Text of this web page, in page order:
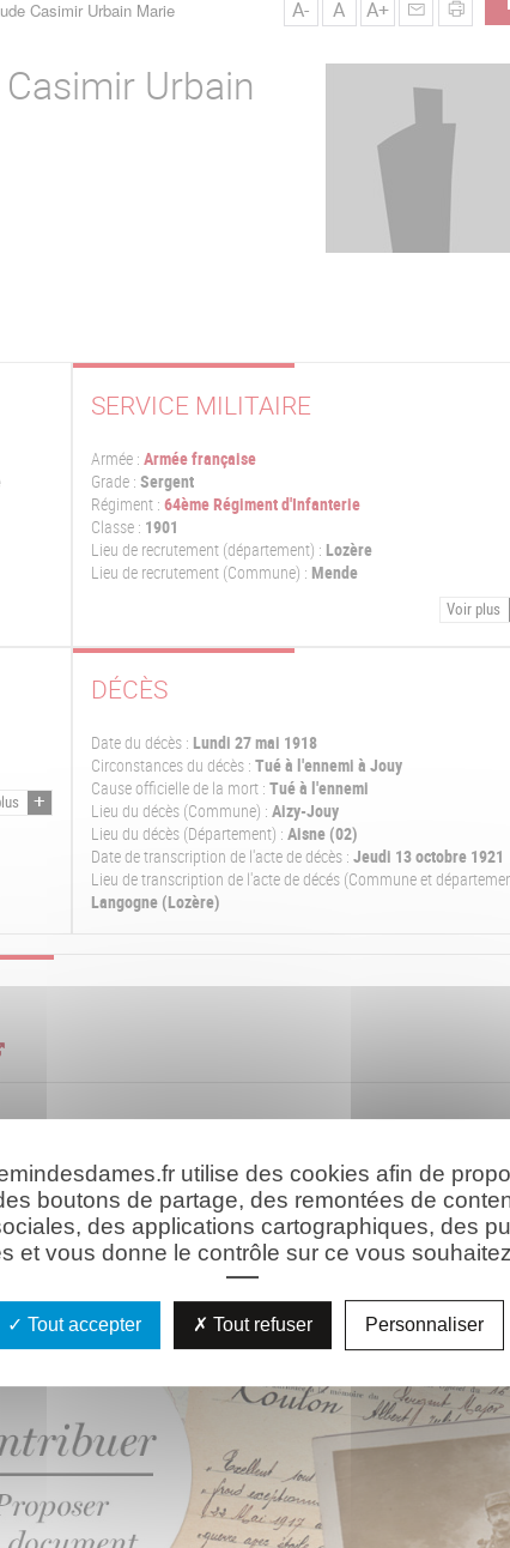
Casimir Urbain Marie
A- A A+
Urbain
SERVICE MILITAIRE
Armée : Armée française
Grade : Sergent
Régiment : 64ème Régiment d'Infanterie
Classe : 1901
Lieu de recrutement (département) : Lozère
Lieu de recrutement (Commune) : Mende
Voir plus
DÉCÈS
Date du décès : Lundi 27 mai 1918
Circonstances du décès : Tué à l'ennemi à Jouy
Cause officielle de la mort : Tué à l'ennemi
Lieu du décès (Commune) : Aizy-Jouy
Lieu du décès (Département) : Aisne (02)
Date de transcription de l'acte de décès : Jeudi 13 octobre 1921
Lieu de transcription de l'acte de décés (Commune et
Langogne (Lozère)
utilise des cookies afin de
boutons de partage, des remontées de
des applications cartographiques, des
et vous donne le contrôle sur ce vous
Tout accepter Tout refuser Personnaliser